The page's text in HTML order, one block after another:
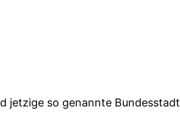
jetzige so genannte Bundesstadt